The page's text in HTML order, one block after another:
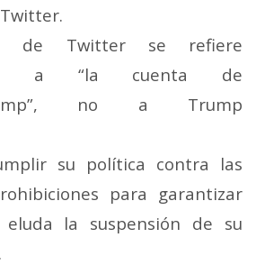
de Twitter se refiere
a “la cuenta de
no a Trump
su política contra las
para garantizar
la suspensión de su